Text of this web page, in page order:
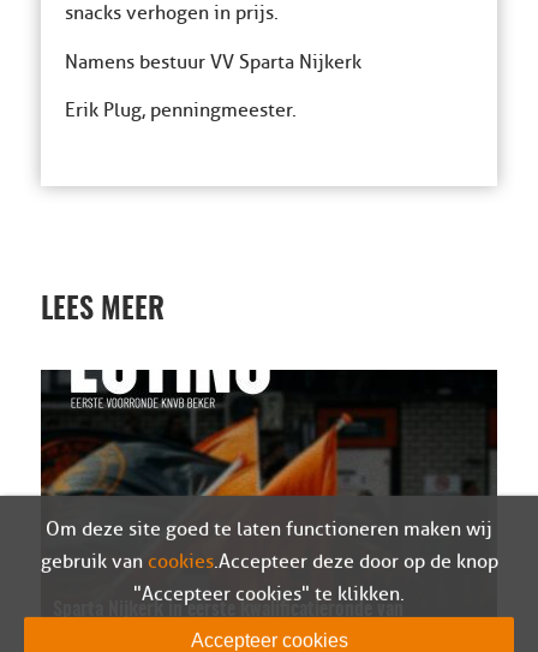
snacks verhogen in prijs.
Namens bestuur VV Sparta Nijkerk
Erik Plug, penningmeester.
LEES MEER
Sparta Nijkerk in eerste kwalificatieronde van
de Eurojackpot KNVB Beker tegen SV Venray
Om deze site goed te laten functioneren maken wij
gebruik van cookies. Accepteer deze door op de knop
"Accepteer cookies" te klikken.
Accepteer cookies